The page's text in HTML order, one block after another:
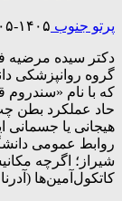
پرتو جنوب ۱۴۰۵-۰۵-۰۷
دکتر سیده مرضیه
گروه روانپزشکی
که با نام
حاد عملکرد بطن
هیجانی یا جسمانی
روابط عمومی
شیراز؛ اگرچه
کاتکول‌آمین‌ها